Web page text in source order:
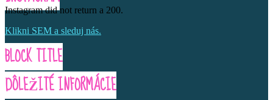
Instagram did not return a 200.
Klikni SEM a sleduj nás.
BLOCK TITLE
DÔLEŽITÉ INFORMÁCIE